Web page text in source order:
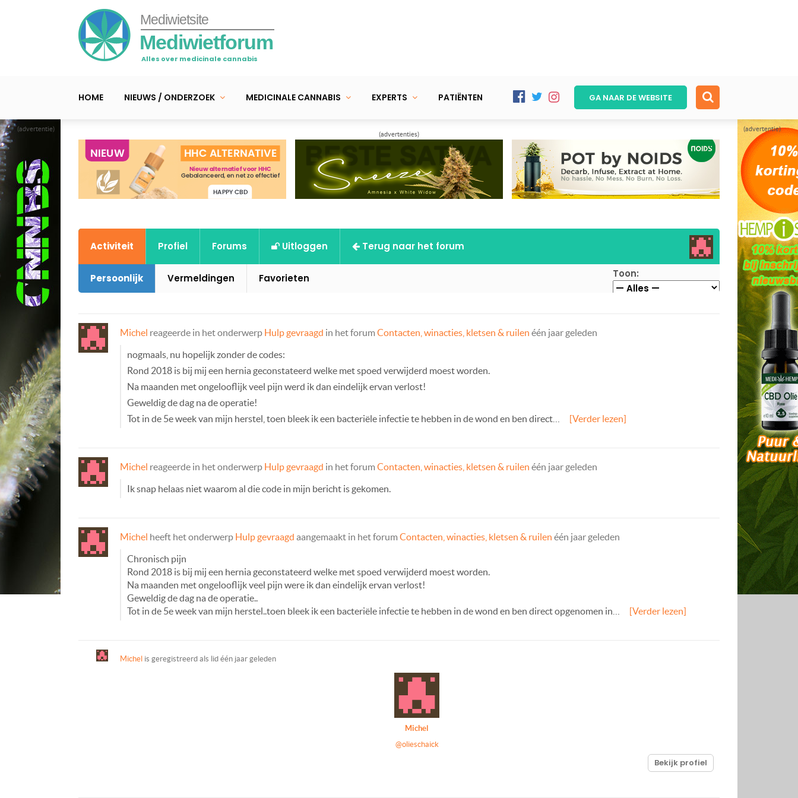
(advertentie) (advertentie)
Mediwietsite
Mediwietforum
Alles over medicinale cannabis
HOME NIEUWS / ONDERZOEK MEDICINALE CANNABIS EXPERTS PATIËNTEN GA NAAR DEWEBSITE
(advertenties)
Activiteit Profiel Forums Uitloggen Terug naar het forum
Persoonlijk Vermeldingen Favorieten Toon:
Michel reageerde in het onderwerp Hulp gevraagd in het forum Contacten, winacties, kletsen & ruilen één jaar geleden
nogmaals, nu hopelijk zonder de codes:
Rond 2018 is bij mij een hernia geconstateerd welke met spoed verwijderd moest worden.
Na maanden met ongelooflijk veel pijn werd ik dan eindelijk ervan verlost!
Geweldig de dag na de operatie!
Tot in de 5e week van mijn herstel, toen bleek ik een bacteriële infectie te hebben in de wond en ben direct…
[Verder lezen]
Michel reageerde in het onderwerp Hulp gevraagd in het forum Contacten, winacties, kletsen & ruilen één jaar geleden
Ik snap helaas niet waarom al die code in mijn bericht is gekomen.
Michel heeft het onderwerp Hulp gevraagd aangemaakt in het forum Contacten, winacties, kletsen & ruilen één jaar geleden
Chronisch pijn
Rond 2018 is bij mij een hernia geconstateerd welke met spoed verwijderd moest worden.
Na maanden met ongelooflijk veel pijn were ik dan eindelijk ervan verlost!
Geweldig de dag na de operatie..
Tot in de 5e week van mijn herstel..toen bleek ik een bacteriële infectie te hebben in de wond en ben direct opgenomen in…
[Verder lezen]
Michel is geregistreerd als lid één jaar geleden
Michel
@olieschaick
Bekijk profiel